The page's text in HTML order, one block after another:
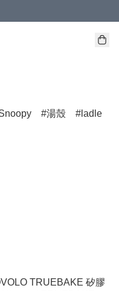
特定的送貨方式 )
於儲物用品及傢俬）
湯殼 ladle
TRUEBAKE 矽膠